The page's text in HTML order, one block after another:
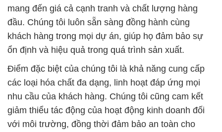
mang đến giá cả cạnh tranh và chất lượng hàng
đầu. Chúng tôi luôn sẵn sàng đồng hành cùng
khách hàng trong mọi dự án, giúp họ đảm bảo sự
ổn định và hiệu quả trong quá trình sản xuất.
Điểm đặc biệt của chúng tôi là khả năng cung cấp
các loại hóa chất đa dạng, linh hoạt đáp ứng mọi
nhu cầu của khách hàng. Chúng tôi cũng cam kết
giảm thiểu tác động của hoạt động kinh doanh đối
với môi trường, đồng thời đảm bảo an toàn cho